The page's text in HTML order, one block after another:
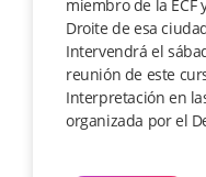
miembro de la ECF
Droite de esa
Intervendrá el
reunión de este
Interpretación en
organizada por el